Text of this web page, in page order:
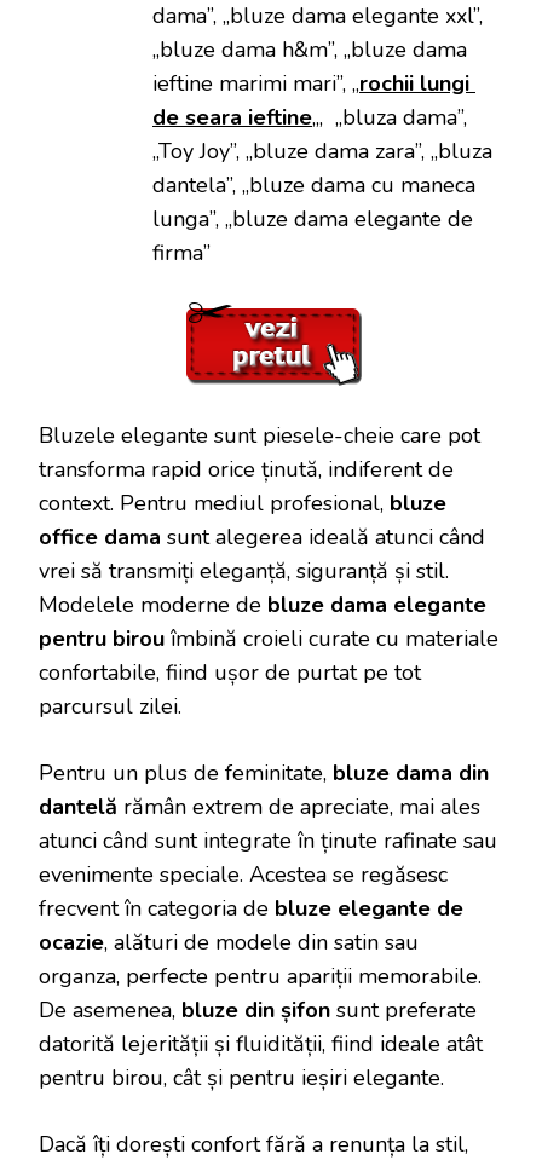
dama”, „bluze dama elegante xxl”,
„bluze dama h&m”, „bluze dama
ieftine marimi mari”, „rochii lungi
de seara ieftine„, „bluza dama”,
„Toy Joy”, „bluze dama zara”, „bluza
dantela”, „bluze dama cu maneca
lunga”, „bluze dama elegante de
firma”
Bluzele elegante sunt piesele-cheie care pot
transforma rapid orice ținută, indiferent de
context. Pentru mediul profesional, bluze
office dama sunt alegerea ideală atunci când
vrei să transmiți eleganță, siguranță și stil.
Modelele moderne de bluze dama elegante
pentru birou îmbină croieli curate cu materiale
confortabile, fiind ușor de purtat pe tot
parcursul zilei.
Pentru un plus de feminitate, bluze dama din
dantelă rămân extrem de apreciate, mai ales
atunci când sunt integrate în ținute rafinate sau
evenimente speciale. Acestea se regăsesc
frecvent în categoria de bluze elegante de
ocazie, alături de modele din satin sau
organza, perfecte pentru apariții memorabile.
De asemenea, bluze din șifon sunt preferate
datorită lejerității și fluidității, fiind ideale atât
pentru birou, cât și pentru ieșiri elegante.
Dacă îți dorești confort fără a renunța la stil,